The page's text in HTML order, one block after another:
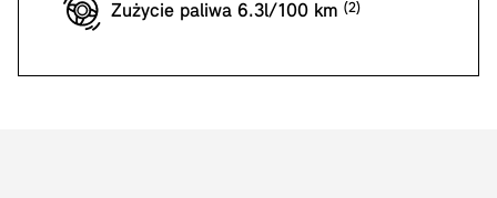
Zużycie paliwa 6.3l/100 km